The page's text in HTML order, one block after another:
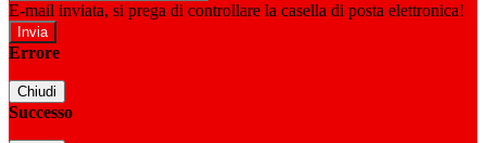
E-mail inviata, si prega di controllare la casella di posta elettronica!
Errore
Chiudi
Successo